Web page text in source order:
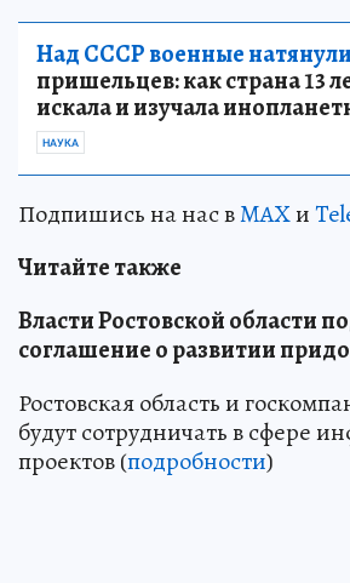
Над СССР военные натянули
пришельцев: как страна 13
искала и изучала
НАУКА
Подпишись на нас вMAXи
Читайте также
Власти Ростовской области
соглашение о развитии
Ростовская область и
будут сотрудничать в сфере
проектов (подробности)